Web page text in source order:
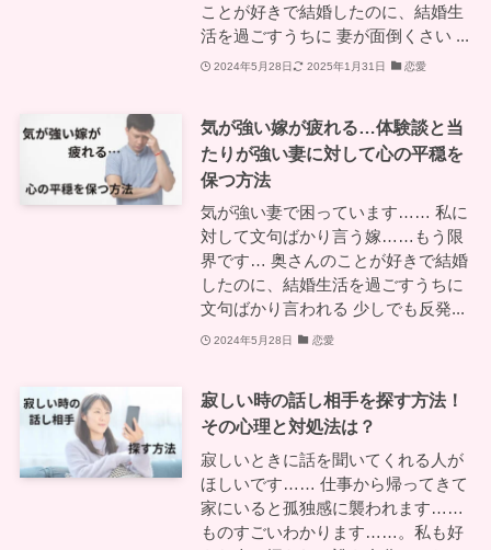
ことが好きで結婚したのに、結婚生
活を過ごすうちに 妻が面倒くさい ...
2024年5月28日 2025年1月31日 恋愛
気が強い嫁が疲れる…体験談と当
たりが強い妻に対して心の平穏を
保つ方法
気が強い妻で困っています…… 私に
対して文句ばかり言う嫁……もう限
界です… 奥さんのことが好きで結婚
したのに、結婚生活を過ごすうちに
文句ばかり言われる 少しでも反発...
2024年5月28日 恋愛
寂しい時の話し相手を探す方法！
その心理と対処法は？
寂しいときに話を聞いてくれる人が
ほしいです…… 仕事から帰ってきて
家にいると孤独感に襲われます……
ものすごいわかります……。私も好